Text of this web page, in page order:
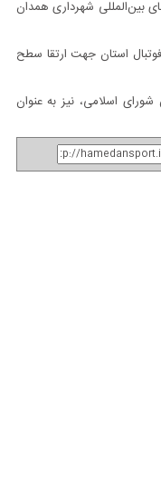
بین‌المللی شهرداری همدان
استان جهت ارتقا سطح
اسلامی، نیز به عنوان